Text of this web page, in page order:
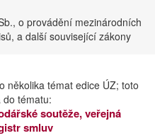
o provádění mezinárodních
a další související zákony
několika témat edice ÚZ; toto
tématu:
soutěže, veřejná
smluv